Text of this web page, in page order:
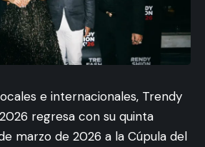
e internacionales, Trendy
regresa con su quinta
marzo de 2026 a la Cúpula del